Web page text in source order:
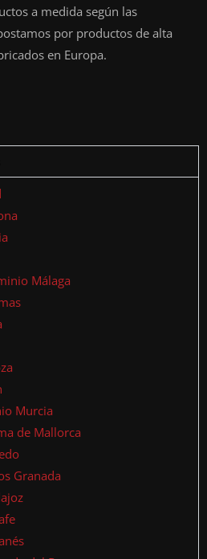
a medida según las
por productos de alta
en Europa.
Málaga
Murcia
de Mallorca
Granada